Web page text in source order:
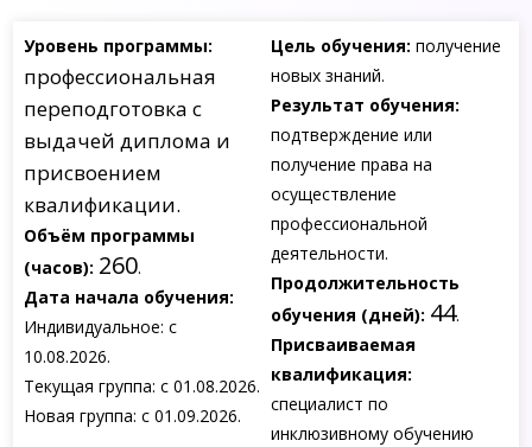
Уровень программы:
профессиональная
переподготовка с
выдачей диплома и
присвоением
квалификации.
Объём программы
(часов): 260.
Дата начала обучения:
Индивидуальное: с
10.08.2026.
Текущая группа: с 01.08.2026.
Новая группа: с 01.09.2026.
Цель обучения: получение
новых знаний.
Результат обучения:
подтверждение или
получение права на
осуществление
профессиональной
деятельности.
Продолжительность
обучения (дней): 44.
Присваиваемая
квалификация:
специалист по
инклюзивному обучению